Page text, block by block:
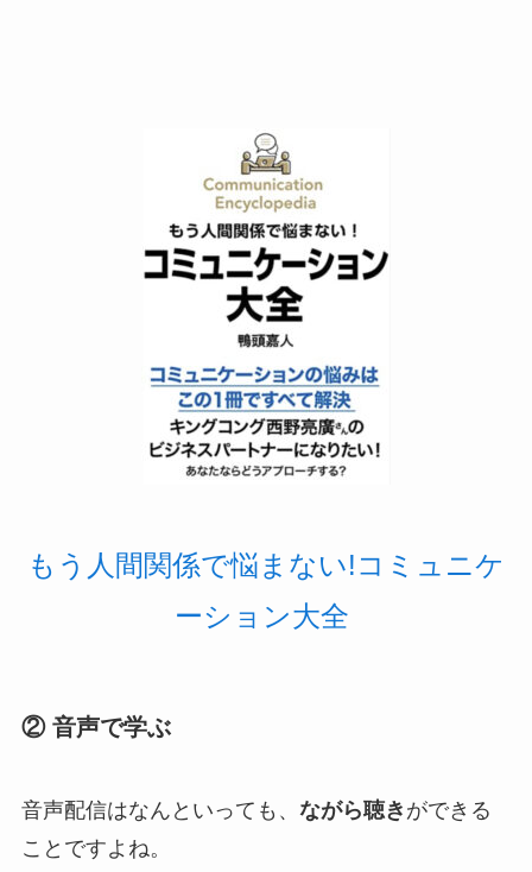
もう人間関係で悩まない!コミュニケ
ーション大全
② 音声で学ぶ
音声配信はなんといっても、 ながら聴き ができる
ことですよね。